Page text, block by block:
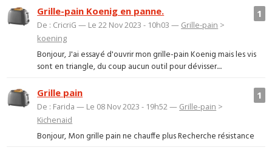
1
Grille-pain Koenig en panne.
De : CricriG — Le 22 Nov 2023 - 10h03 — Grille-pain >
koening
Bonjour, J'ai essayé d'ouvrir mon grille-pain Koenig mais les vis
sont en triangle, du coup aucun outil pour dévisser....
1
Grille pain
De : Farida — Le 08 Nov 2023 - 19h52 — Grille-pain >
Kichenaid
Bonjour, Mon grille pain ne chauffe plus Recherche résistance